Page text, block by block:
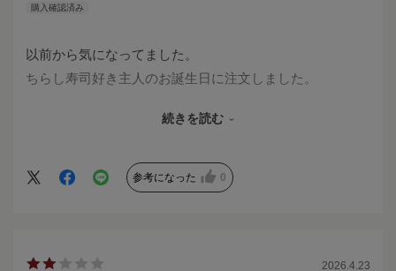
以前から気になってました。
ちらし寿司好き主人のお誕生日に注文しました。
具沢山ですし、8時間解凍するだけで頂ける
皆んなすごく喜んでました。
もっと早くお願いすればお正月も楽でした。
続きを読む
参考になった 0
2026.4.23